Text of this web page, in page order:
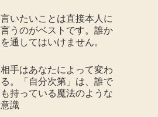
言いたいことは直接本人に
言うのがベストです。誰か
を通してはいけません。
相手はあなたによって変わ
る。「自分次第」は、誰で
も持っている魔法のような
意識